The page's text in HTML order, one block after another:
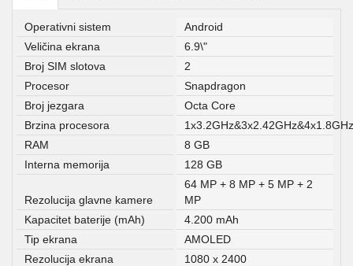
Operativni sistem
Android
Veličina ekrana
6.9\"
Broj SIM slotova
2
Procesor
Snapdragon
Broj jezgara
Octa Core
Brzina procesora
1x3.2GHz&3x2.42GHz&4x1.8GHz
RAM
8 GB
Interna memorija
128 GB
Rezolucija glavne kamere
64 MP + 8 MP + 5 MP + 2
MP
Kapacitet baterije (mAh)
4.200 mAh
Tip ekrana
AMOLED
Rezolucija ekrana
1080 x 2400